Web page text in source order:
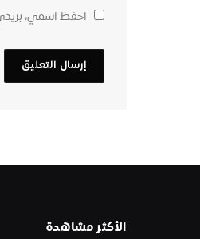
احفظ اسمي،
الأكثر مشاهدة